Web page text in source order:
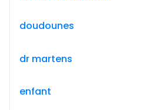
doudounes
dr martens
enfant